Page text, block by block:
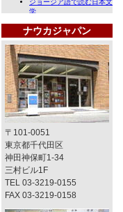
ナウカジャパン
〒101-0051
東京都千代田区
神田神保町1-34
三村ビル1F
TEL 03-3219-0155
FAX 03-3219-0158